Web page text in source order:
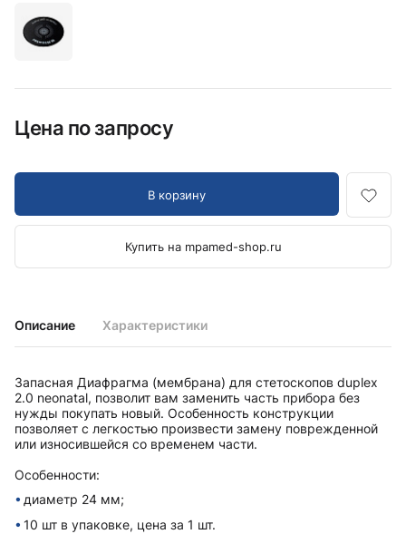
Описание Характеристики
Запасная Диафрагма (мембрана) для стетоскопов duplex
2.0 neonatal, позволит вам заменить часть прибора без
нужды покупать новый. Особенность конструкции
позволяет с легкостью произвести замену поврежденной
или износившейся со временем части.
Особенности:
диаметр 24 мм;
10 шт в упаковке, цена за 1 шт.
Цена по запросу
В корзину
Купить на mpamed-shop.ru